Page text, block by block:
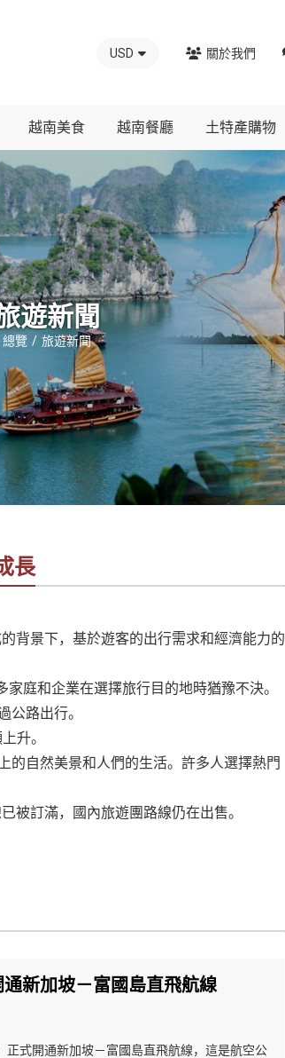
USD 關於我們
越南美食 越南餐廳 土特產購物
遊新聞
總覽 旅遊新聞
長
背景下，基於遊客的出行需求和經濟能力的
庭和企業在選擇旅行目的地時猶豫不決。
公路出行。
升。
的自然美景和人們的生活。許多人選擇熱門
被訂滿，國內旅遊團路線仍在出售。
新加坡－富國島直飛航線
正式開通新加坡－富國島直飛航線，這是航空公